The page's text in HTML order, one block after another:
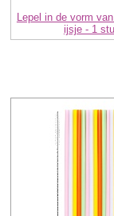
Lepel in de vorm
ijsje - 1